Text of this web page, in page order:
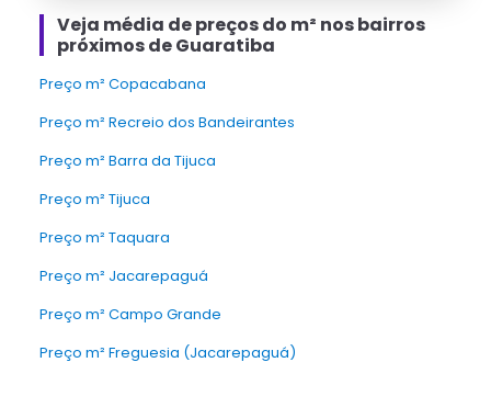
Veja média de preços do m² nos bairros
próximos de Guaratiba
Preço m² Copacabana
Preço m² Recreio dos Bandeirantes
Preço m² Barra da Tijuca
Preço m² Tijuca
Preço m² Taquara
Preço m² Jacarepaguá
Preço m² Campo Grande
Preço m² Freguesia (Jacarepaguá)